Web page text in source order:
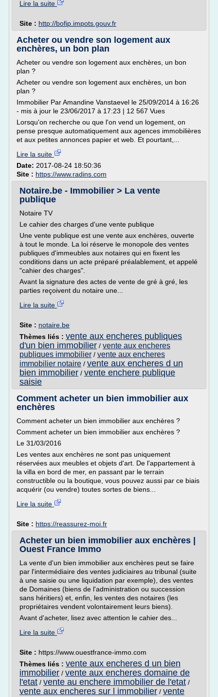
Lire la suite
Site : http://bofip.impots.gouv.fr
Acheter ou vendre son logement aux
enchères, un bon plan
Acheter ou vendre son logement aux enchères, un bon
plan ?
Acheter ou vendre son logement aux enchères, un bon
plan ?
Immobilier Par Amandine Vanstaevel le 25/09/2014 à 16:26
- mis à jour le 23/06/2017 à 17:23 | 12 567 Vues
Lorsqu'on recherche ou que l'on vend un logement, on
pense presque automatiquement aux agences immobilières
et aux petites annonces papier et web. Et pourtant,...
Lire la suite
Date: 2017-08-24 18:50:36
Site : https://www.radins.com
Notaire.be - Immobilier > La vente
publique
Notaire TV
Le cahier des charges d'une vente publique
Une vente publique est une vente aux enchères, ouverte
à tout le monde. La loi réserve le monopole des ventes
publiques d'immeubles aux notaires qui en fixent les
conditions dans un acte préparé préalablement, et appelé
"cahier des charges".
Avant la signature des actes de vente de gré à gré, les
parties reçoivent du notaire une...
Lire la suite
Site : notaire.be
Thèmes liés : vente aux encheres publiques
d'un bien immobilier / vente aux encheres
publiques immobilier / vente aux encheres
immobilier notaire / vente aux encheres d un
bien immobilier / vente enchere publique
saisie
Comment acheter un bien immobilier aux
enchères
Comment acheter un bien immobilier aux enchères ?
Comment acheter un bien immobilier aux enchères ?
Le 31/03/2016
Les ventes aux enchères ne sont pas uniquement
réservées aux meubles et objets d'art. De l'appartement à
la villa en bord de mer, en passant par le terrain
constructible ou la boutique, vous pouvez aussi par ce biais
acquérir (ou vendre) toutes sortes de biens...
Lire la suite
Site : https://reassurez-moi.fr
Acheter un bien immobilier aux enchères |
Ouest France Immo
La vente d'un bien immobilier aux enchères peut se faire
par l'intermédiaire des ventes judiciaires au tribunal (suite
à une saisie ou une liquidation par exemple), des ventes
de Domaines (biens de l'administration ou succession
sans héritiers) et, enfin, les ventes des notaires (les
propriétaires vendent volontairement leurs biens).
Avant d'acheter, lisez avec attention le cahier des...
Lire la suite
Site : https://www.ouestfrance-immo.com
Thèmes liés : vente aux encheres d un bien
immobilier / vente aux encheres domaine de
l'etat / vente au enchere immobilier de l'etat /
vente aux encheres sur l immobilier / vente